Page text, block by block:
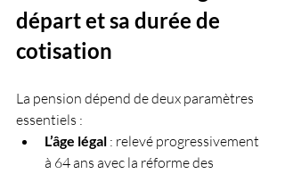
départ et sa durée de
cotisation
La pension dépend de deux paramètres
essentiels :
L’âge légal : relevé progressivement
à 64 ans avec la réforme des